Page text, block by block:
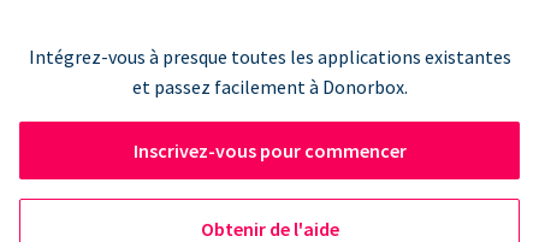
Intégrez-vous à presque toutes les applications existantes
et passez facilement à Donorbox.
Inscrivez-vous pour commencer
Obtenir de l'aide